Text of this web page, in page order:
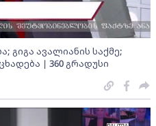
გიგა ავალიანის საქმე;
| 360 გრადუსი